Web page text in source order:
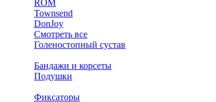
ROM
Townsend
DonJoy
Смотреть все
Голеностопный сустав
Бандажи и корсеты
Подушки
Фиксаторы